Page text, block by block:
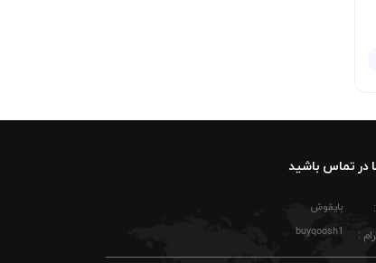
در تماس باشید
:
بایقوش
buyqoosh1